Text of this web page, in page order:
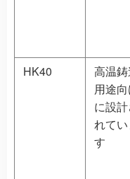
HK40
高温
用途
に設計
れてい
す